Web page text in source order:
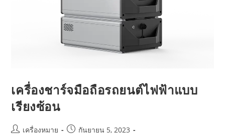
เครื่องชาร์จมือถือรถยนต์ไฟฟ้าแบบ
เรียงซ้อน
เครื่องหมาย
กันยายน 5, 2023